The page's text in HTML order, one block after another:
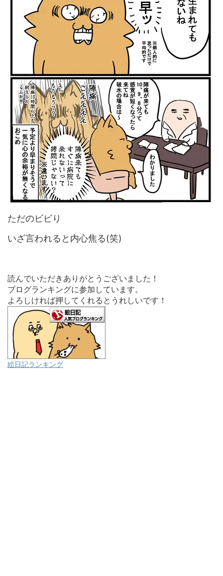
ただのビビり
いざ言われると内心焦る(笑)
読んでいただきありがとうございました！
ブログランキングに参加しています。
よろしければ押してくれるとうれしいです！
絵日記ランキング